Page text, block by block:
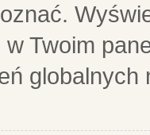
Twoim